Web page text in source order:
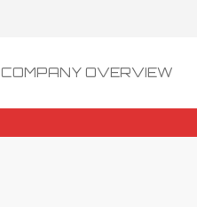
COMPANY OVERVIEW